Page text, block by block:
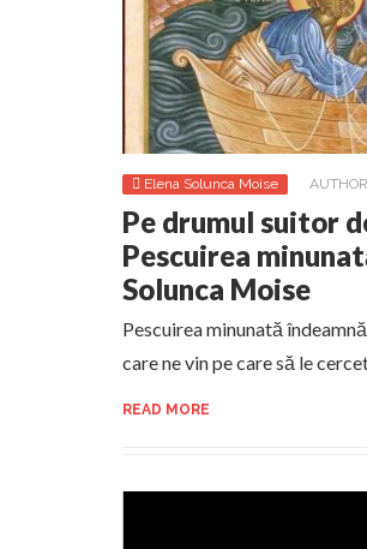
Elena Solunca Moise
Pe drumul suitor
Pescuirea
Solunca Moise
Pescuirea minunată
care ne vin pe care să le
READ MORE